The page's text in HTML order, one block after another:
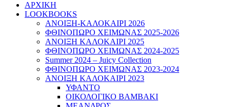
ΑΡΧΙΚΗ
LOOKBOOKS
ΑΝΟΙΞΗ-ΚΑΛΟΚΑΙΡΙ 2026
ΦΘΙΝΟΠΩΡΟ ΧΕΙΜΩΝΑΣ 2025-2026
ΑΝΟΙΞΗ ΚΑΛΟΚΑΙΡΙ 2025
ΦΘΙΝΟΠΩΡΟ ΧΕΙΜΩΝΑΣ 2024-2025
Summer 2024 – Juicy Collection
ΦΘΙΝΟΠΩΡΟ ΧΕΙΜΩΝΑΣ 2023-2024
ΑΝΟΙΞΗ ΚΑΛΟΚΑΙΡΙ 2023
ΥΦΑΝΤΟ
ΟΙΚΟΛΟΓΙΚΟ ΒΑΜΒΑΚΙ